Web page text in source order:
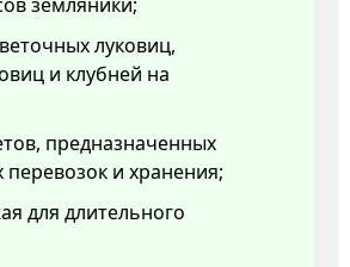
луковиц,
и клубней на
предназначенных
перевозок и хранения;
для длительного